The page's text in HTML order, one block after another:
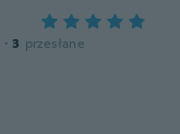
· 3 przesłane